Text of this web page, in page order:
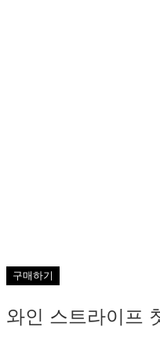
구매하기
와인 스트라이프